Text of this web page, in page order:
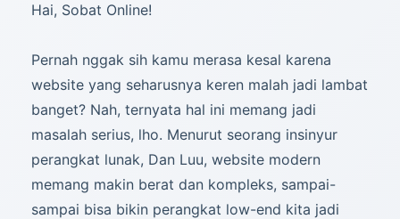
Hai, Sobat Online!
Pernah nggak sih kamu merasa kesal karena
website yang seharusnya keren malah jadi lambat
banget? Nah, ternyata hal ini memang jadi
masalah serius, lho. Menurut seorang insinyur
perangkat lunak, Dan Luu, website modern
memang makin berat dan kompleks, sampai-
sampai bisa bikin perangkat low-end kita jadi